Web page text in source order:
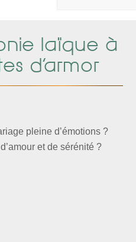
laïque à
d’armor
pleine d’émotions ?
et de sérénité ?